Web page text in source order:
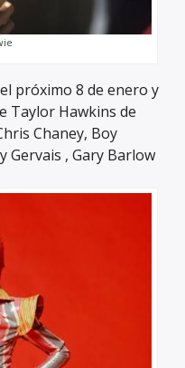
próximo 8 de enero y
Taylor Hawkins de
Chaney, Boy
Gervais , Gary Barlow